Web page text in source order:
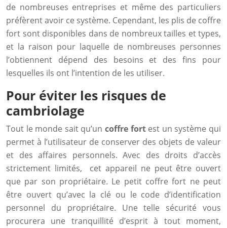
de nombreuses entreprises et même des particuliers
préfèrent avoir ce système. Cependant, les plis de coffre
fort sont disponibles dans de nombreux tailles et types,
et la raison pour laquelle de nombreuses personnes
l’obtiennent dépend des besoins et des fins pour
lesquelles ils ont l’intention de les utiliser.
Pour éviter les risques de
cambriolage
Tout le monde sait qu’un coffre fortest un système qui
permet à l’utilisateur de conserver des objets de valeur
et des affaires personnels. Avec des droits d’accès
strictement limités, cet appareil ne peut être ouvert
que par son propriétaire. Le petit coffre fort ne peut
être ouvert qu’avec la clé ou le code d’identification
personnel du propriétaire. Une telle sécurité vous
procurera une tranquillité d’esprit à tout moment,